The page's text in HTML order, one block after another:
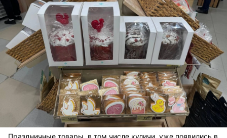
Праздничные товары, в том числе куличи, уже появились в